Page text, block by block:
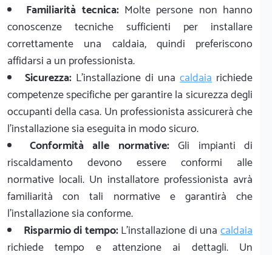
Familiarità tecnica:Molte persone non hanno
conoscenze tecniche sufficienti per installare
correttamente una caldaia, quindi preferiscono
affidarsi a un professionista.
Sicurezza: L'installazione di una caldaia richiede
competenze specifiche per garantire la sicurezza degli
occupanti della casa. Un professionista assicurerà che
l'installazione sia eseguita in modo sicuro.
Conformità alle normative:Gli impianti di
riscaldamento devono essere conformi alle
normative locali. Un installatore professionista avrà
familiarità con tali normative e garantirà che
l'installazione sia conforme.
Risparmio di tempo:L'installazione di unacaldaia
richiede tempo e attenzione ai dettagli. Un